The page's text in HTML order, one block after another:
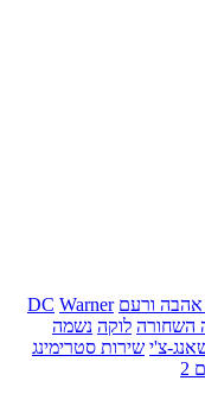
אהבה ורעם DC Warner
השחורה לוקה נשמה
צ'י שירות סטרימינג